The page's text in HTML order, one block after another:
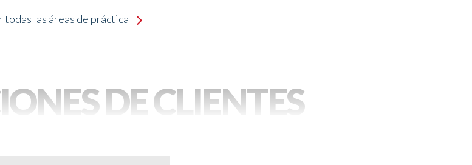
todas las áreas de práctica
DE CLIENTES